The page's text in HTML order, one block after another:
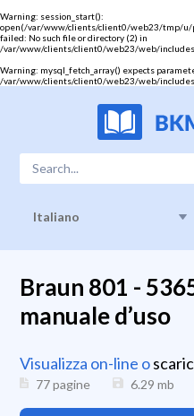
Warning: session_start():
open(/var/www/clients/client0/web23/tmp/u/
failed: No such file or directory (2) in
/var/www/clients/client0/web23/web/
Warning: mysql_fetch_array() expects
/var/www/clients/client0/web23/web/
Italiano
Braun 801 -
manuale d’uso
Visualizza on-line o
77 pagine 6.29 mb